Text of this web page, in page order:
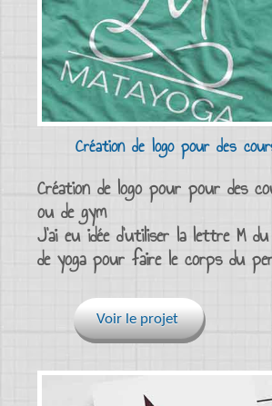
Création de logo pour des
Création de logo pour pour des
ou de gym
J’ai eu idée d’utiliser la lettre M
de yoga pour faire le corps du
Voir le projet